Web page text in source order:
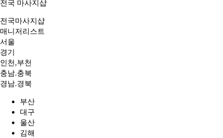
전국 마사지샵
전국마사지샵
매니저리스트
서울
경기
인천,부천
충남.충북
경남.경북
부산
대구
울산
김해